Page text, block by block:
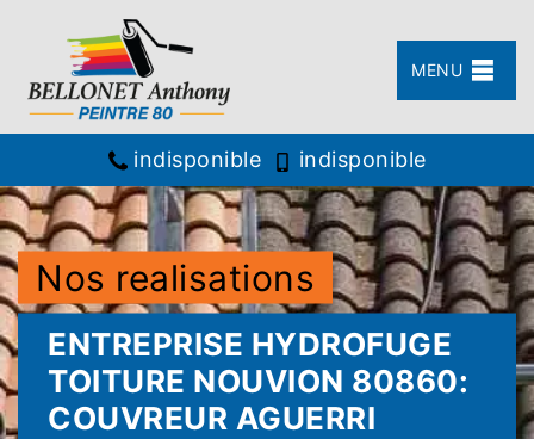
MENU
indisponible indisponible
Nos realisations
ENTREPRISE HYDROFUGE
TOITURE NOUVION 80860:
COUVREUR AGUERRI